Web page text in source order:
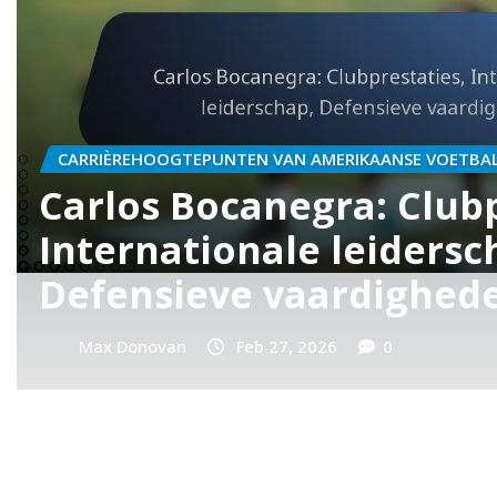
CARRIÈREHOOGTEPUNTEN VAN AMERIKAANSE
Jozy Altidore: MLS-
Internationale
Clubovergangen
Max Donovan Feb 27, 2026 0